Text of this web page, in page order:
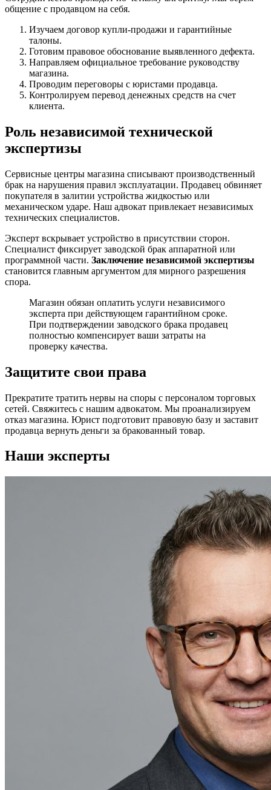
общение с продавцом на себя.
Изучаем договор купли-продажи и гарантийные
талоны.
Готовим правовое обоснование выявленного дефекта.
Направляем официальное требование руководству
магазина.
Проводим переговоры с юристами продавца.
Контролируем перевод денежных средств на счет
клиента.
Роль независимой технической
экспертизы
Сервисные центры магазина списывают производственный
брак на нарушения правил эксплуатации. Продавец обвиняет
покупателя в залитии устройства жидкостью или
механическом ударе. Наш адвокат привлекает независимых
технических специалистов.
Эксперт вскрывает устройство в присутствии сторон.
Специалист фиксирует заводской брак аппаратной или
программной части. Заключение независимой экспертизы
становится главным аргументом для мирного разрешения
спора.
Магазин обязан оплатить услуги независимого
эксперта при действующем гарантийном сроке.
При подтверждении заводского брака продавец
полностью компенсирует ваши затраты на
проверку качества.
Защитите свои права
Прекратите тратить нервы на споры с персоналом торговых
сетей. Свяжитесь с нашим адвокатом. Мы проанализируем
отказ магазина. Юрист подготовит правовую базу и заставит
продавца вернуть деньги за бракованный товар.
Наши эксперты